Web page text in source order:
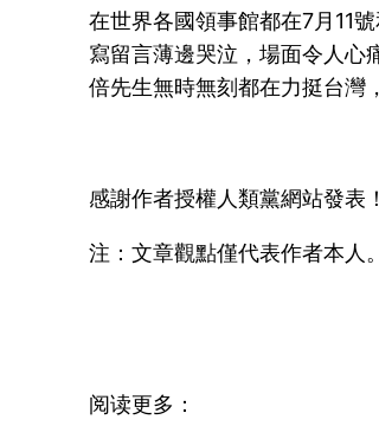
在世界各國領事館都在7月11
寫留言薄邊哭泣，場面令人心
倍先生無時無刻都在力挺台灣
感謝作者授權人類黨網站發表！
注：文章觀點僅代表作者本人。
阅读更多：